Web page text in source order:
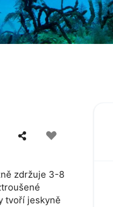
zdržuje 3-8
tvoří jeskyně